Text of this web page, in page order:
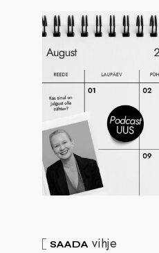
SAADA vihje